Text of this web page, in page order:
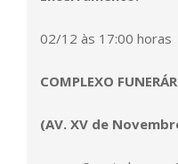
02/12 às 17:00 horas
COMPLEXO
(AV. XV de